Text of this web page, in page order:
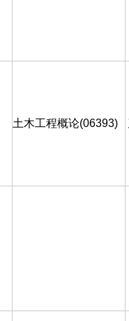
土木工程概论(06393)